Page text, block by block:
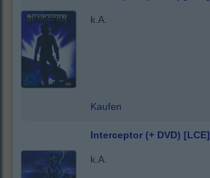
k.A.
Kaufen
Interceptor (+ DVD) [LCE]
k.A.